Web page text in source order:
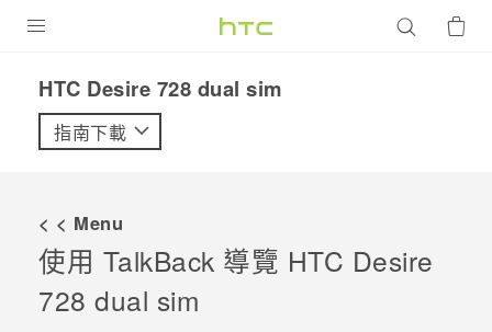
VIVE
配件
VIVERSE
HTC Desire 728 dual sim‎
指南下載
< < Menu
使用 TalkBack 導覽 HTC Desire
728 dual sim